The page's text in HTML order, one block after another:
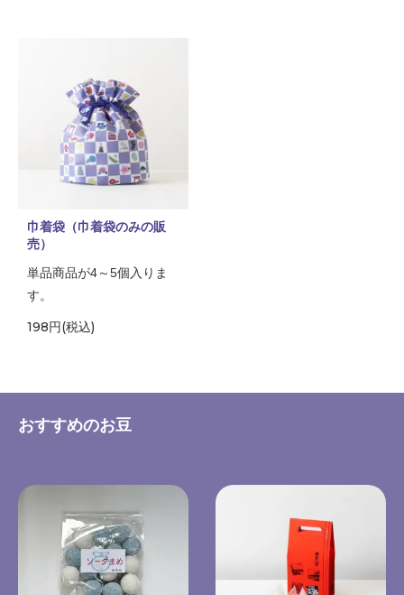
巾着袋（巾着袋のみの販
売）
単品商品が4～5個入りま
す。
198円(税込)
おすすめのお豆